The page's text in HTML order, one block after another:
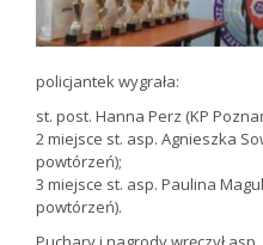
policjantek wygrała:
st. post. Hanna Perz (KP
2 miejsce st. asp. Agnieszka
powtórzeń);
3 miejsce st. asp. Paulina
powtórzeń).